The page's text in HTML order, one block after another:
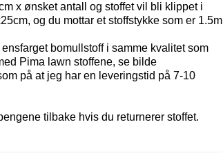
x ønsket antall og stoffet vil bli klippet i
og du mottar et stoffstykke som er 1.5m
bomullstoff i samme kvalitet som
Pima lawn stoffene, se bilde
på at jeg har en leveringstid på 7-10
tilbake hvis du returnerer stoffet.